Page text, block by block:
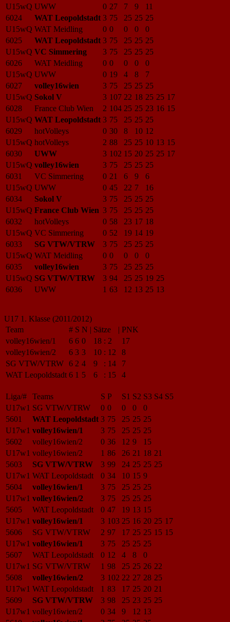
U15wQ UWW 0 27 7 9
11
6024
WAT Leopoldstadt 3 75 25 25 25
U15wQ WAT Meidling 0 0 0 0
0
6025
WAT Leopoldstadt 3 75 25 25 25
U15wQ VC Simmering 3 75 25 25 25
6026
WAT Meidling 0 0 0 0
0
U15wQ UWW 0 19 4 8
7
6027
volley16wien 3 75 25 25 25
U15wQ Sokol V 3 107 22 18 25 25 17
6028
France Club Wien 2 104 25 25 23 16 15
U15wQ WAT Leopoldstadt 3 75 25 25 25
6029
hotVolleys 0 30 8 10 12
U15wQ hotVolleys 2 88 25 25 10 13 15
6030
UWW 3 102 15 20 25 25 17
U15wQ volley16wien 3 75 25 25 25
6031
VC Simmering 0 21 6 9
6
U15wQ UWW 0 45 22 7
16
6034
Sokol V 3 75 25 25 25
U15wQ France Club Wien 3 75 25 25 25
6032
hotVolleys 0 58 23 17 18
U15wQ VC Simmering 0 52 19 14 19
6033
SG VTW/VTRW 3 75 25 25 25
U15wQ WAT Meidling 0 0 0 0
0
6035
volley16wien 3 75 25 25 25
U15wQ SG VTW/VTRW 3 94 25 25 19 25
6036
UWW 1 63 12 13 25 13
U17 1. Klasse (2011/2012)
Team
# S N | Sätze | PNK
volley16wien/1
6 6 0 18 : 2
17
volley16wien/2
6 3 3 10 : 12
8
SG VTW/VTRW 6 2 4 9 : 14
7
WAT Leopoldstadt 6 1 5 6 : 15 4
Liga/# Teams S P S1 S2 S3 S4 S5
U17w1 SG VTW/VTRW 0 0 0 0
0
5601
WAT Leopoldstadt 3 75 25 25 25
U17w1 volley16wien/1 3 75 25 25 25
5602
volley16wien/2 0 36 12 9
15
U17w1 volley16wien/2 1 86 26 21 18 21
5603
SG VTW/VTRW 3 99 24 25 25 25
U17w1 WAT Leopoldstadt 0 34 10 15 9
5604
volley16wien/1 3 75 25 25 25
U17w1 volley16wien/2 3 75 25 25 25
5605
WAT Leopoldstadt 0 47 19 13 15
U17w1 volley16wien/1 3 103 25 16 20 25 17
5606
SG VTW/VTRW 2 97 17 25 25 15 15
U17w1 volley16wien/1 3 75 25 25 25
5607
WAT Leopoldstadt 0 12 4 8
0
U17w1 SG VTW/VTRW 1 98 25 25 26 22
5608
volley16wien/2 3 102 22 27 28 25
U17w1 WAT Leopoldstadt 1 83 17 25 20 21
5609
SG VTW/VTRW 3 98 25 23 25 25
U17w1 volley16wien/2 0 34 9 12 13